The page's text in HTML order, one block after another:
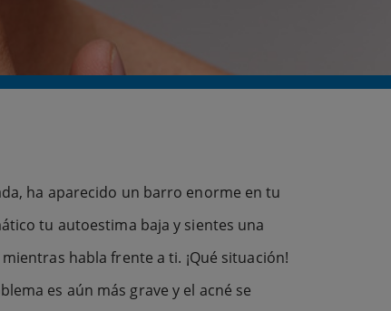
ha aparecido un barro enorme en tu
tu autoestima baja y sientes una
habla frente a ti. ¡Qué situación!
es aún más grave y el acné se